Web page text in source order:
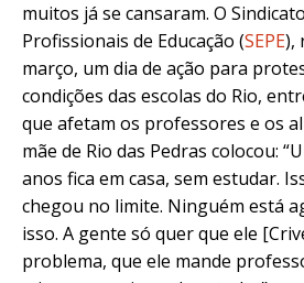
muitos já se cansaram. O
Profissionais de Educação (SEPE),
março, um dia de ação para
condições das escolas do Rio,
que afetam os professores e os
mãe de Rio das Pedras colocou: “
anos fica em casa, sem estudar.
chegou no limite. Ninguém está
isso. A gente só quer que ele
problema, que ele mande